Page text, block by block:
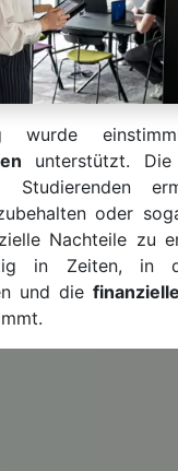
wurde
unterstützt.
oder
Nachteile zu
in Zeiten, in
und die